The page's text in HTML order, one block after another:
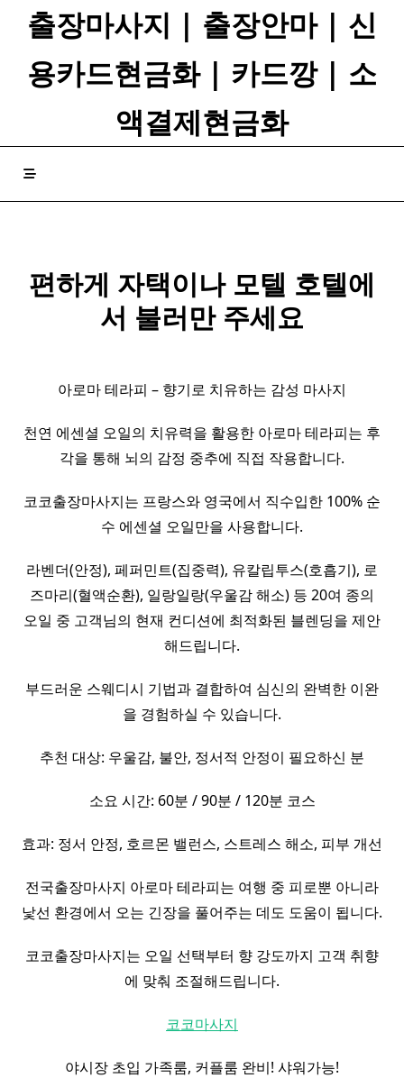
출장마사지 | 출장안마 | 신
용카드현금화 | 카드깡 | 소
액결제현금화
편하게 자택이나 모텔 호텔에
서 불러만 주세요
아로마 테라피 – 향기로 치유하는 감성 마사지
천연 에센셜 오일의 치유력을 활용한 아로마 테라피는 후
각을 통해 뇌의 감정 중추에 직접 작용합니다.
코코출장마사지는 프랑스와 영국에서 직수입한 100% 순
수 에센셜 오일만을 사용합니다.
라벤더(안정), 페퍼민트(집중력), 유칼립투스(호흡기), 로
즈마리(혈액순환), 일랑일랑(우울감 해소) 등 20여 종의
오일 중 고객님의 현재 컨디션에 최적화된 블렌딩을 제안
해드립니다.
부드러운 스웨디시 기법과 결합하여 심신의 완벽한 이완
을 경험하실 수 있습니다.
추천 대상: 우울감, 불안, 정서적 안정이 필요하신 분
소요 시간: 60분 / 90분 / 120분 코스
효과: 정서 안정, 호르몬 밸런스, 스트레스 해소, 피부 개선
전국출장마사지 아로마 테라피는 여행 중 피로뿐 아니라
낯선 환경에서 오는 긴장을 풀어주는 데도 도움이 됩니다.
코코출장마사지는 오일 선택부터 향 강도까지 고객 취향
에 맞춰 조절해드립니다.
코코마사지
야시장 초입 가족룸, 커플룸 완비! 샤워가능!